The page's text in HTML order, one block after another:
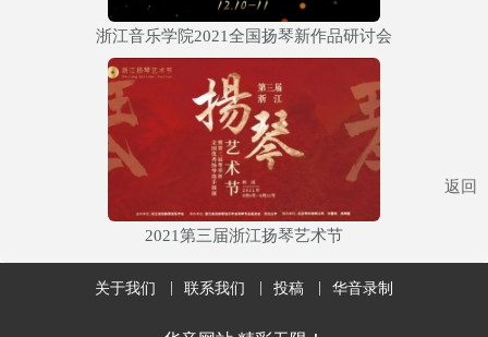
浙江音乐学院2021全国扬琴新作品研讨会
2021第三届浙江扬琴艺术节
关于我们 联系我们 投稿 华音录制
返回